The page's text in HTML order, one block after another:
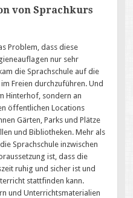
von Sprachkurs
Problem, dass diese
nur sehr
die Sprachschule auf die
Freien durchzuführen. Und
Hinterhof, sondern an
öffentlichen Locations
Gärten, Parks und Plätze
und Bibliotheken. Mehr als
Sprachschule inzwischen
ist, dass die
ruhig und sicher ist und
stattfinden kann.
und Unterrichtsmaterialien